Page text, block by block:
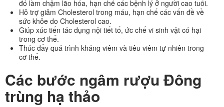
đó làm chậm lão hóa, hạn chế các bệnh lý ở người cao tuổi.
Hỗ trợ giảm Cholesterol trong máu, hạn chế các vấn đề về
sức khỏe do Cholesterol cao.
Giúp xúc tiến tác dụng nội tiết tố, ức chế vi sinh vật có hại
trong cơ thể.
Thúc đẩy quá trình kháng viêm và tiêu viêm tự nhiên trong
cơ thể.
Các bước ngâm rượu Đông
trùng hạ thảo